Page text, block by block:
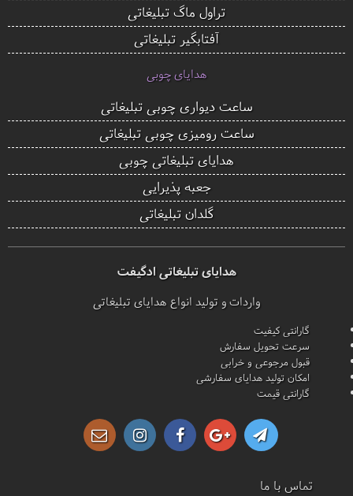
تراول ماگ تبلیغاتی
آفتابگیر تبلیغاتی
هدایای چوبی
ساعت دیواری چوبی تبلیغاتی
ساعت رومیزی چوبی تبلیغاتی
هدایای تبلیغاتی چوبی
جعبه پذیرایی
گلدان تبلیغاتی
هدایای تبلیغاتی ادگیفت
واردات و تولید انواع هدایای تبلیغاتی
گارانتی کیفیت
سرعت تحویل سفارش
قبول مرجوعی و خرابی
امکان تولید هدایای سفارشی
گارانتی قیمت
تماس با ما